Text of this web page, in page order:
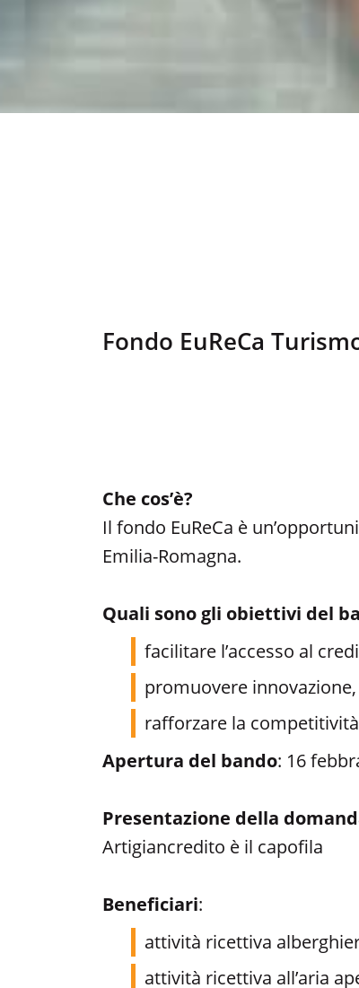
Fondo EuReCa
Che cos’è?
Il fondo EuReCa è
Emilia-Romagna.
Quali sono gli obiettivi del
facilitare l’accesso al
promuovere
rafforzare la
Apertura del bando: 16
Presentazione della
Artigiancredito è il capofila
Beneficiari:
attività ricettiva
attività ricettiva all’aria